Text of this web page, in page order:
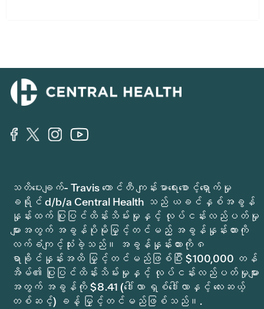
သတိပေးချက်- Travis ကောင်တီ ကျန်းမာရေးစောင့်ရှောက်မှု
ခရိုင် d/b/a Central Health သည် ယခင်နှစ်အခွန်
နှုန်းထက် ပြုပြင်ထိန်းသိမ်းမှုနှင့် လုပ်ငန်းလည်ပတ်မှု
များအတွက် အခွန်ပိုမိုမြှင့်တင်မည့် အခွန်နှုန်းထားကို
လက်ခံကျင့်သုံးခဲ့သည်။ အခွန်နှုန်းထားကို ၈
ရာခိုင်နှုန်းအထိ မြှင့်တင်မည်ဖြစ်ပြီး $100,000 တန်
အိမ်၏ ပြုပြင်ထိန်းသိမ်းမှုနှင့် လုပ်ငန်းလည်ပတ်မှုများ
အတွက် အခွန်ကို $8.41 (ဒေါ်လာ ရှစ်ဒေါ်လာနှင့် လေးဆယ့်
တစ်ဆင့်) ခန့် မြှင့်တင်မည်ဖြစ်သည်။.